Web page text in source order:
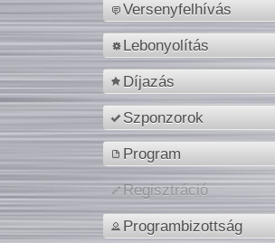
Versenyfelhívás
Lebonyolítás
Díjazás
Szponzorok
Program
Regisztráció
Programbizottság